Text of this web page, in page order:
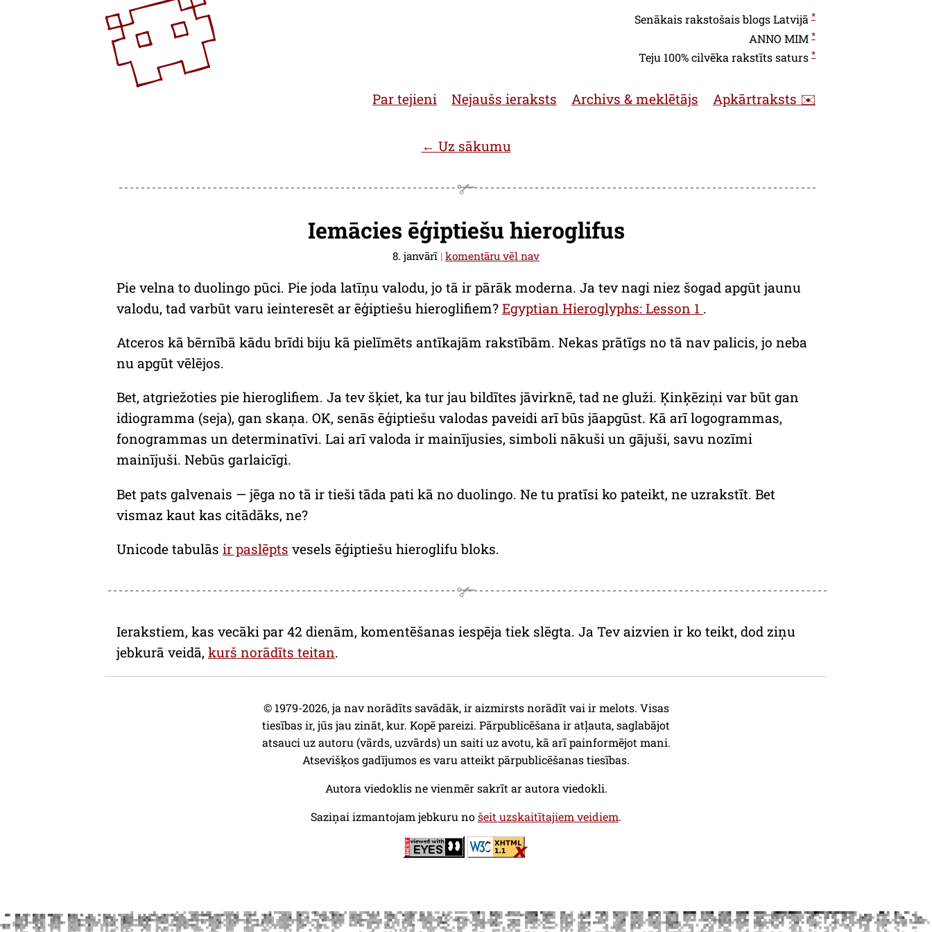
Senākais rakstošais blogs Latvijā *
ANNO MIM *
Teju 100% cilvēka rakstīts saturs *
Par tejieni Nejaušs ieraksts Archivs & meklētājs Apkārtraksts ✉️
← Uz sākumu
Iemācies ēģiptiešu hieroglifus
8. janvārī | komentāru vēl nav
Pie velna to duolingo pūci. Pie joda latīņu valodu, jo tā ir pārāk moderna. Ja tev nagi niez šogad apgūt jaunu
valodu, tad varbūt varu ieinteresēt ar ēģiptiešu hieroglifiem? Egyptian Hieroglyphs: Lesson 1 .
Atceros kā bērnībā kādu brīdi biju kā pielīmēts antīkajām rakstībām. Nekas prātīgs no tā nav palicis, jo neba
nu apgūt vēlējos.
Bet, atgriežoties pie hieroglifiem. Ja tev šķiet, ka tur jau bildītes jāvirknē, tad ne gluži. Ķinķēziņi var būt gan
idiogramma (seja), gan skaņa. OK, senās ēģiptiešu valodas paveidi arī būs jāapgūst. Kā arī logogrammas,
fonogrammas un determinatīvi. Lai arī valoda ir mainījusies, simboli nākuši un gājuši, savu nozīmi
mainījuši. Nebūs garlaicīgi.
Bet pats galvenais — jēga no tā ir tieši tāda pati kā no duolingo. Ne tu pratīsi ko pateikt, ne uzrakstīt. Bet
vismaz kaut kas citādāks, ne?
Unicode tabulās ir paslēpts vesels ēģiptiešu hieroglifu bloks.
Ierakstiem, kas vecāki par 42 dienām, komentēšanas iespēja tiek slēgta. Ja Tev aizvien ir ko teikt, dod ziņu
jebkurā veidā, kurš norādīts teitan.
© 1979-2026, ja nav norādīts savādāk, ir aizmirsts norādīt vai ir melots. Visas
tiesības ir, jūs jau zināt, kur. Kopē pareizi. Pārpublicēšana ir atļauta, saglabājot
atsauci uz autoru (vārds, uzvārds) un saiti uz avotu, kā arī painformējot mani.
Atsevišķos gadījumos es varu atteikt pārpublicēšanas tiesības.
Autora viedoklis ne vienmēr sakrīt ar autora viedokli.
Saziņai izmantojam jebkuru nošeit uzskaitītajiem veidiem.